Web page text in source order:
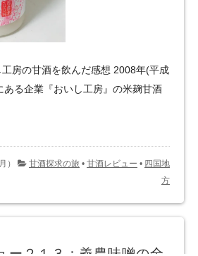
房の甘酒を飲んだ感想 2008年(平成
ある企業『おいし工房』の米麹甘酒
） 甘酒探求の旅 • 甘酒レビュー • 四国地
方